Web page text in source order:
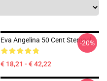
Eva Angelina 50 Cent Stempel
€ 18,21 - € 42,22
-20%